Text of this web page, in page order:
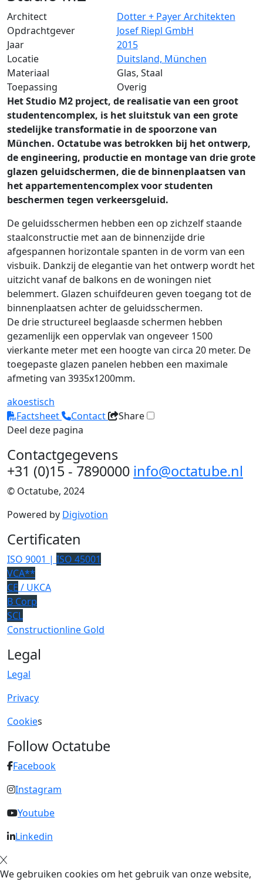
Architect
Dotter + Payer Architekten
Opdrachtgever
Josef Riepl GmbH
Jaar
2015
Locatie
Duitsland, München
Materiaal
Glas, Staal
Toepassing
Overig
Het Studio M2 project, de realisatie van een groot
studentencomplex, is het sluitstuk van een grote
stedelijke transformatie in de spoorzone van
München. Octatube was betrokken bij het ontwerp,
de engineering, productie en montage van drie grote
glazen geluidschermen, die de binnenplaatsen van
het appartementencomplex voor studenten
beschermen tegen verkeersgeluid.
De geluidsschermen hebben een op zichzelf staande
staalconstructie met aan de binnenzijde drie
afgespannen horizontale spanten in de vorm van een
visbuik. Dankzij de elegantie van het ontwerp wordt het
uitzicht vanaf de balkons en de woningen niet
belemmert. Glazen schuifdeuren geven toegang tot de
binnenplaatsen achter de geluidsschermen.
De drie structureel beglaasde schermen hebben
gezamenlijk een oppervlak van ongeveer 1500
vierkante meter met een hoogte van circa 20 meter. De
toegepaste glazen panelen hebben een maximale
afmeting van 3935x1200mm.
akoestisch
Factsheet
Contact
Share
Deel deze pagina
Contactgegevens
+31 (0)15 - 7890000 info@octatube.nl
© Octatube, 2024
Powered by Digivotion
Certificaten
ISO 9001 | ISO 45001
VCA**
CE / UKCA
B Corp
SCL
Constructionline Gold
Legal
Legal
Privacy
Cookies
Follow Octatube
Facebook
Instagram
Youtube
Linkedin
We gebruiken cookies om het gebruik van onze website,